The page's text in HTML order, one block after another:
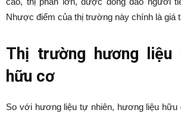
Nhược điểm của thị trường này chính là giá
Thị trường hương liệu
hữu cơ
So với hương liệu tự nhiên, hương liệu